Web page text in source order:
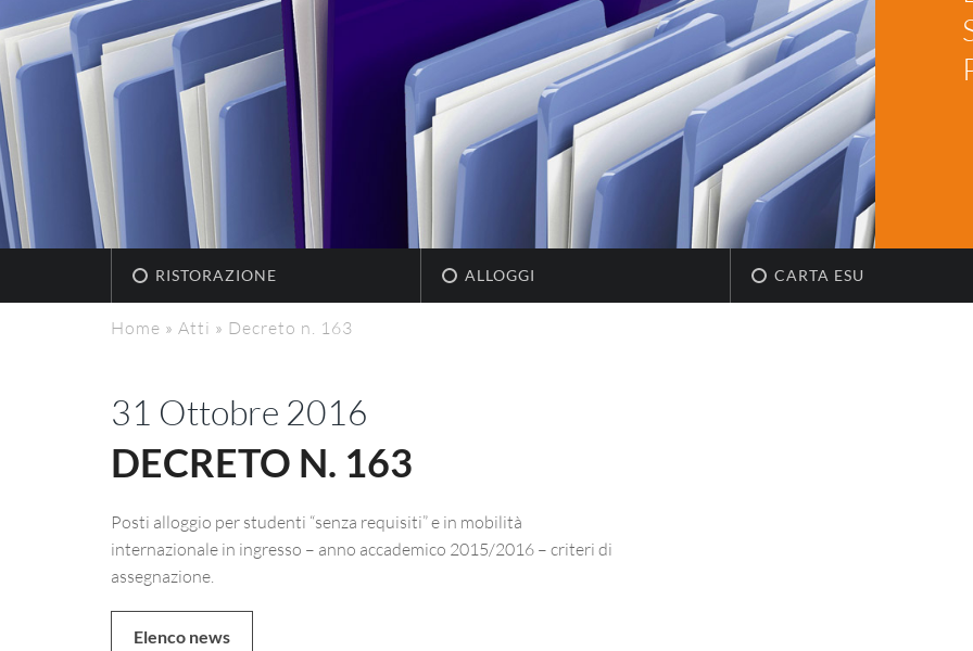
RISTORAZIONE ALLOGGI CARTA ESU
Home » Atti » Decreto n. 163
31 Ottobre 2016
DECRETO N. 163
Posti alloggio per studenti “senza requisiti” e in mobilità
internazionale in ingresso – anno accademico 2015/2016 – criteri di
assegnazione.
Elenco news